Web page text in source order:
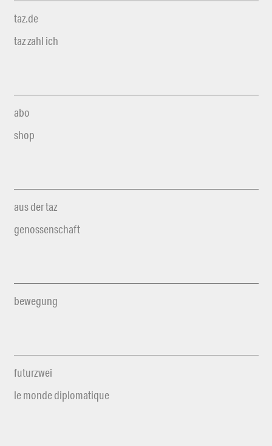
taz.de
taz zahl ich
abo
shop
aus der taz
genossenschaft
bewegung
futurzwei
le monde diplomatique